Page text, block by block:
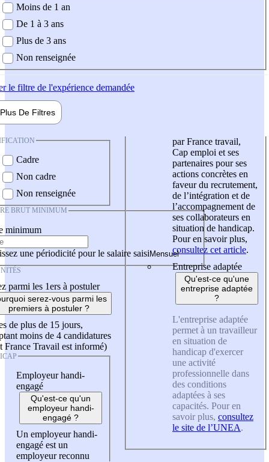
demandée
Moins de 1 an
De 1 à 3 ans
Plus de 3 ans
Non renseignée
le filtre de l'expérience demandée
Plus De Filtres
Cadre
Non cadre
Non renseignée
BRUT MINIMUM
minimum
une périodicité pour le salaire saisi
parmi les 1ers à postuler
serez-vous parmi les
premiers à postuler ?
de plus de 15 jours,
moins de 4 candidatures
France Travail est informé)
Employeur handi-
engagé
Qu'est-ce qu'un
employeur handi-
engagé ?
Un employeur handi-
engagé est un
employeur reconnu
par France travail,
Cap emploi et ses
partenaires pour ses
actions concrètes en
faveur du recrutement,
de l’intégration et de
l’accompagnement de
ses collaborateurs en
situation de handicap.
Pour en savoir plus,
consultez cet article.
Entreprise adaptée
Qu'est-ce qu'une
entreprise adaptée
?
L'entreprise adaptée
permet à un travailleur
en situation de
handicap d'exercer
une activité
professionnelle dans
des conditions
adaptées à ses
capacités. Pour en
savoir plus, consultez
le site de l’UNEA.